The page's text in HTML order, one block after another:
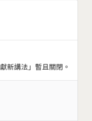
新講法」暫且關閉。